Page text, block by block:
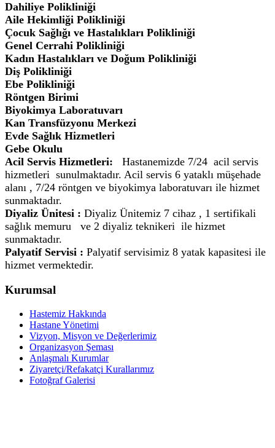
Dahiliye Polikliniği
Aile Hekimliği Polikliniği
Çocuk Sağlığı ve Hastalıkları Polikliniği
Genel Cerrahi Polikliniği
Kadın Hastalıkları ve Doğum Polikliniği
Diş Polikliniği
Ebe Polikliniği
Röntgen Birimi
Biyokimya Laboratuvarı
Kan Transfüzyonu Merkezi
Evde Sağlık Hizmetleri
Gebe Okulu
Acil Servis Hizmetleri:
Hastanemizde 7/24 acil servis
hizmetleri sunulmaktadır. Acil servis 6 yataklı müşehade
alanı , 7/24 röntgen ve biyokimya laboratuvarı ile hizmet
sunmaktadır.
Diyaliz Ünitesi : Diyaliz Ünitemiz 7 cihaz , 1 sertifikali
sağlık memuru ve 2 diyaliz teknikeri ile hizmet
sunmaktadır.
Palyatif Servisi : Palyatif servisimiz 8 yatak kapasitesi ile
hizmet vermektedir.
Kurumsal
Hastemiz Hakkında
Hastane Yönetimi
Vizyon, Misyon ve Değerlerimiz
Organizasyon Şeması
Anlaşmalı Kurumlar
Ziyaretçi/Refakatçi Kurallarımız
Fotoğraf Galerisi